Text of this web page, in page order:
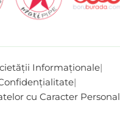
Informaționale|
|
cu Caracter Personal